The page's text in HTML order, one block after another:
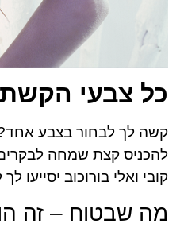
כל צבעי הקשת
קשה לך לבחור בצבע
להכניס קצת שמחה לבקרים
קובי ואלי בורוכוב יסייעו
מה שבטוח – זה